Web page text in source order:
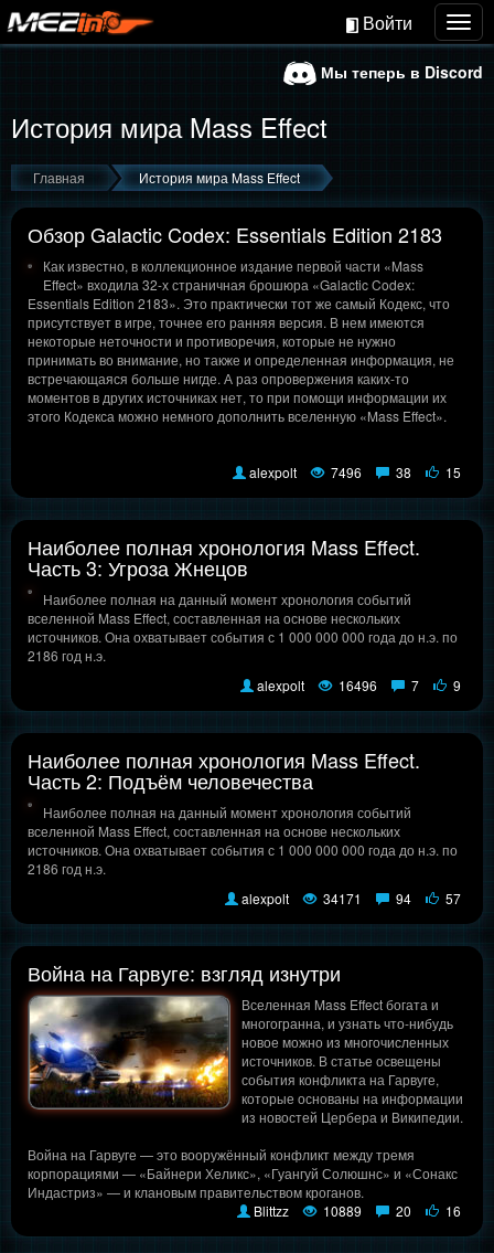
Войти
Мы теперь в Discord
История мира Mass Effect
Главная История мира Mass Effect
Обзор Galactic Codex: Essentials Edition 2183
Как известно, в коллекционное издание первой части «Mass
Effect» входила 32-х страничная брошюра «Galactic Codex:
Essentials Edition 2183». Это практически тот же самый Кодекс, что
присутствует в игре, точнее его ранняя версия. В нем имеются
некоторые неточности и противоречия, которые не нужно
принимать во внимание, но также и определенная информация, не
встречающаяся больше нигде. А раз опровержения каких-то
моментов в других источниках нет, то при помощи информации их
этого Кодекса можно немного дополнить вселенную «Mass Effect».
alexpolt 7496 38 15
Наиболее полная хронология Mass Effect.
Часть 3: Угроза Жнецов
Наиболее полная на данный момент хронология событий
вселенной Mass Effect, составленная на основе нескольких
источников. Она охватывает события с 1 000 000 000 года до н.э. по
2186 год н.э.
alexpolt
16496 7 9
Наиболее полная хронология Mass Effect.
Часть 2: Подъём человечества
Наиболее полная на данный момент хронология событий
вселенной Mass Effect, составленная на основе нескольких
источников. Она охватывает события с 1 000 000 000 года до н.э. по
2186 год н.э.
alexpolt
34171 94 57
Война на Гарвуге: взгляд изнутри
Вселенная Mass Effect богата и
многогранна, и узнать что-нибудь
новое можно из многочисленных
источников. В статье освещены
события конфликта на Гарвуге,
которые основаны на информации
из новостей Цербера и Википедии.
Война на Гарвуге — это вооружённый конфликт между тремя
корпорациями — «Байнери Хеликс», «Гуангуй Солюшнс» и «Сонакс
Индастриз» — и клановым правительством кроганов.
Blittzz
10889 20 16